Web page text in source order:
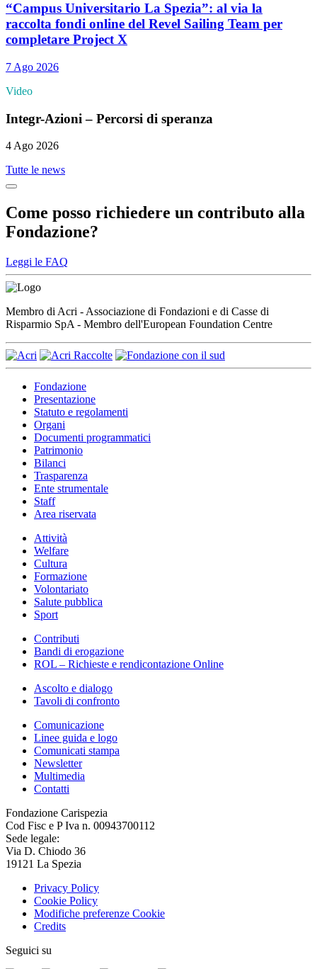
“Campus Universitario La Spezia”: al via la
raccolta fondi online del Revel Sailing Team per
completare Project X
7 Ago 2026
Video
Integr-Azioni – Percorsi di speranza
4 Ago 2026
Tutte le news
Come posso richiedere un contributo alla
Fondazione?
Leggi le FAQ
Membro di Acri - Associazione di Fondazioni e di Casse di
Risparmio SpA - Membro dell'European Foundation Centre
Fondazione
Presentazione
Statuto e regolamenti
Organi
Documenti programmatici
Patrimonio
Bilanci
Trasparenza
Ente strumentale
Staff
Area riservata
Attività
Welfare
Cultura
Formazione
Volontariato
Salute pubblica
Sport
Contributi
Bandi di erogazione
ROL – Richieste e rendicontazione Online
Ascolto e dialogo
Tavoli di confronto
Comunicazione
Linee guida e logo
Comunicati stampa
Newsletter
Multimedia
Contatti
Fondazione Carispezia
Cod Fisc e P Iva n. 00943700112
Sede legale:
Via D. Chiodo 36
19121 La Spezia
Privacy Policy
Cookie Policy
Modifiche preferenze Cookie
Credits
Seguici su